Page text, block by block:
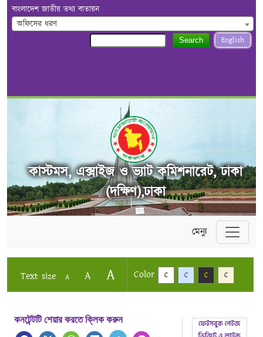
বাংলাদেশ জাতীয় তথ্য বাতায়ন
অফিসের ধরণ
English
Search
কাস্টমস, এক্সাইজ ও ভ্যাট কমিশনারেট, ঢাকা
(দক্ষিণ),ঢাকা
মেন্যু
Text size A A A Color C C C C
কনটেন্টটি শেয়ার করতে ক্লিক করুন